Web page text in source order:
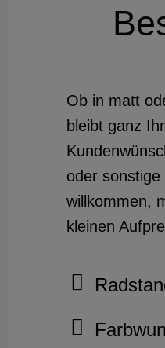
Ob in matt
bleibt ganz
oder
willkommen,
kleinen